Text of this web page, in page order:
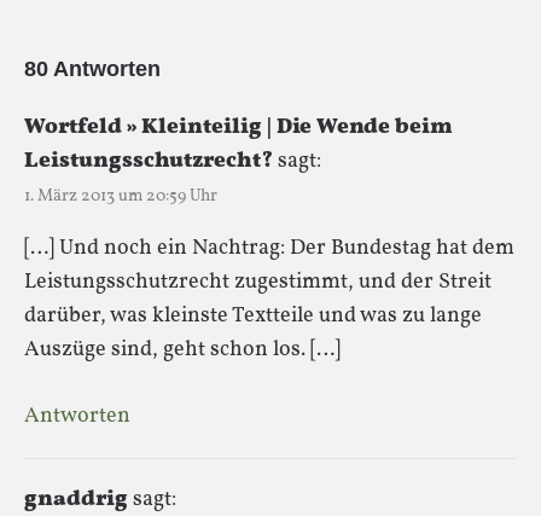
80 Antworten
Wortfeld » Kleinteilig | Die Wende beim
Leistungsschutzrecht? sagt:
1. März 2013 um 20:59 Uhr
[…] Und noch ein Nachtrag: Der Bundestag hat dem
Leistungsschutzrecht zugestimmt, und der Streit
darüber, was kleinste Textteile und was zu lange
Auszüge sind, geht schon los. […]
Antworten
gnaddrigsagt: